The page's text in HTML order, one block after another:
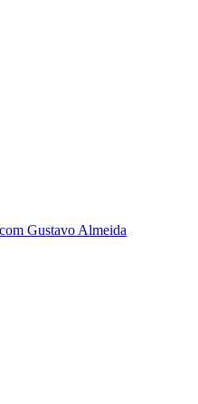
Gustavo Almeida